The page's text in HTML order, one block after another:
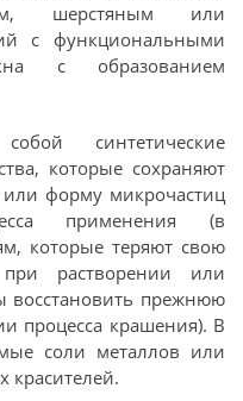
шерстяным или
с функциональными
с образованием
синтетические
которые сохраняют
форму микрочастиц
применения (в
которые теряют свою
при растворении или
восстановить прежнюю
процесса крашения). В
соли металлов или
красителей.